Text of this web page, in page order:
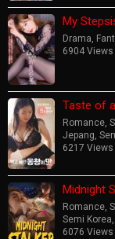
My
Drama,
6904 Views
Taste of
Romance,
Jepang,
6217 Views
Midnight
Romance,
Semi Korea,
6076 Views